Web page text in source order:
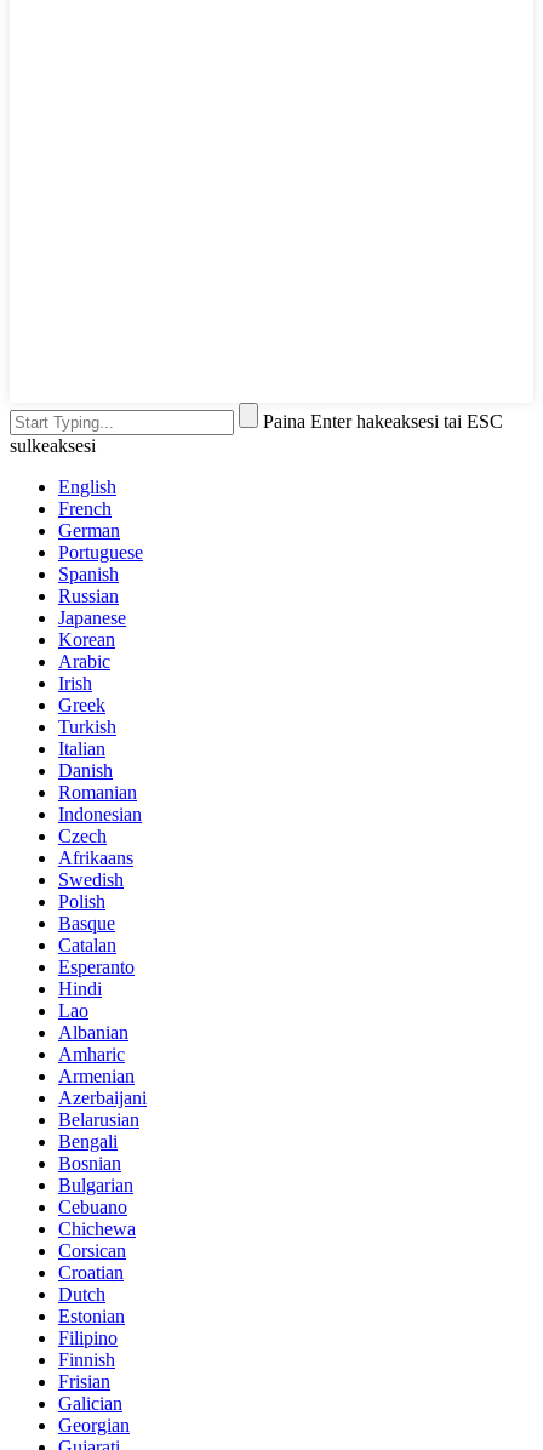
Paina Enter hakeaksesi tai ESC
sulkeaksesi
English
French
German
Portuguese
Spanish
Russian
Japanese
Korean
Arabic
Irish
Greek
Turkish
Italian
Danish
Romanian
Indonesian
Czech
Afrikaans
Swedish
Polish
Basque
Catalan
Esperanto
Hindi
Lao
Albanian
Amharic
Armenian
Azerbaijani
Belarusian
Bengali
Bosnian
Bulgarian
Cebuano
Chichewa
Corsican
Croatian
Dutch
Estonian
Filipino
Finnish
Frisian
Galician
Georgian